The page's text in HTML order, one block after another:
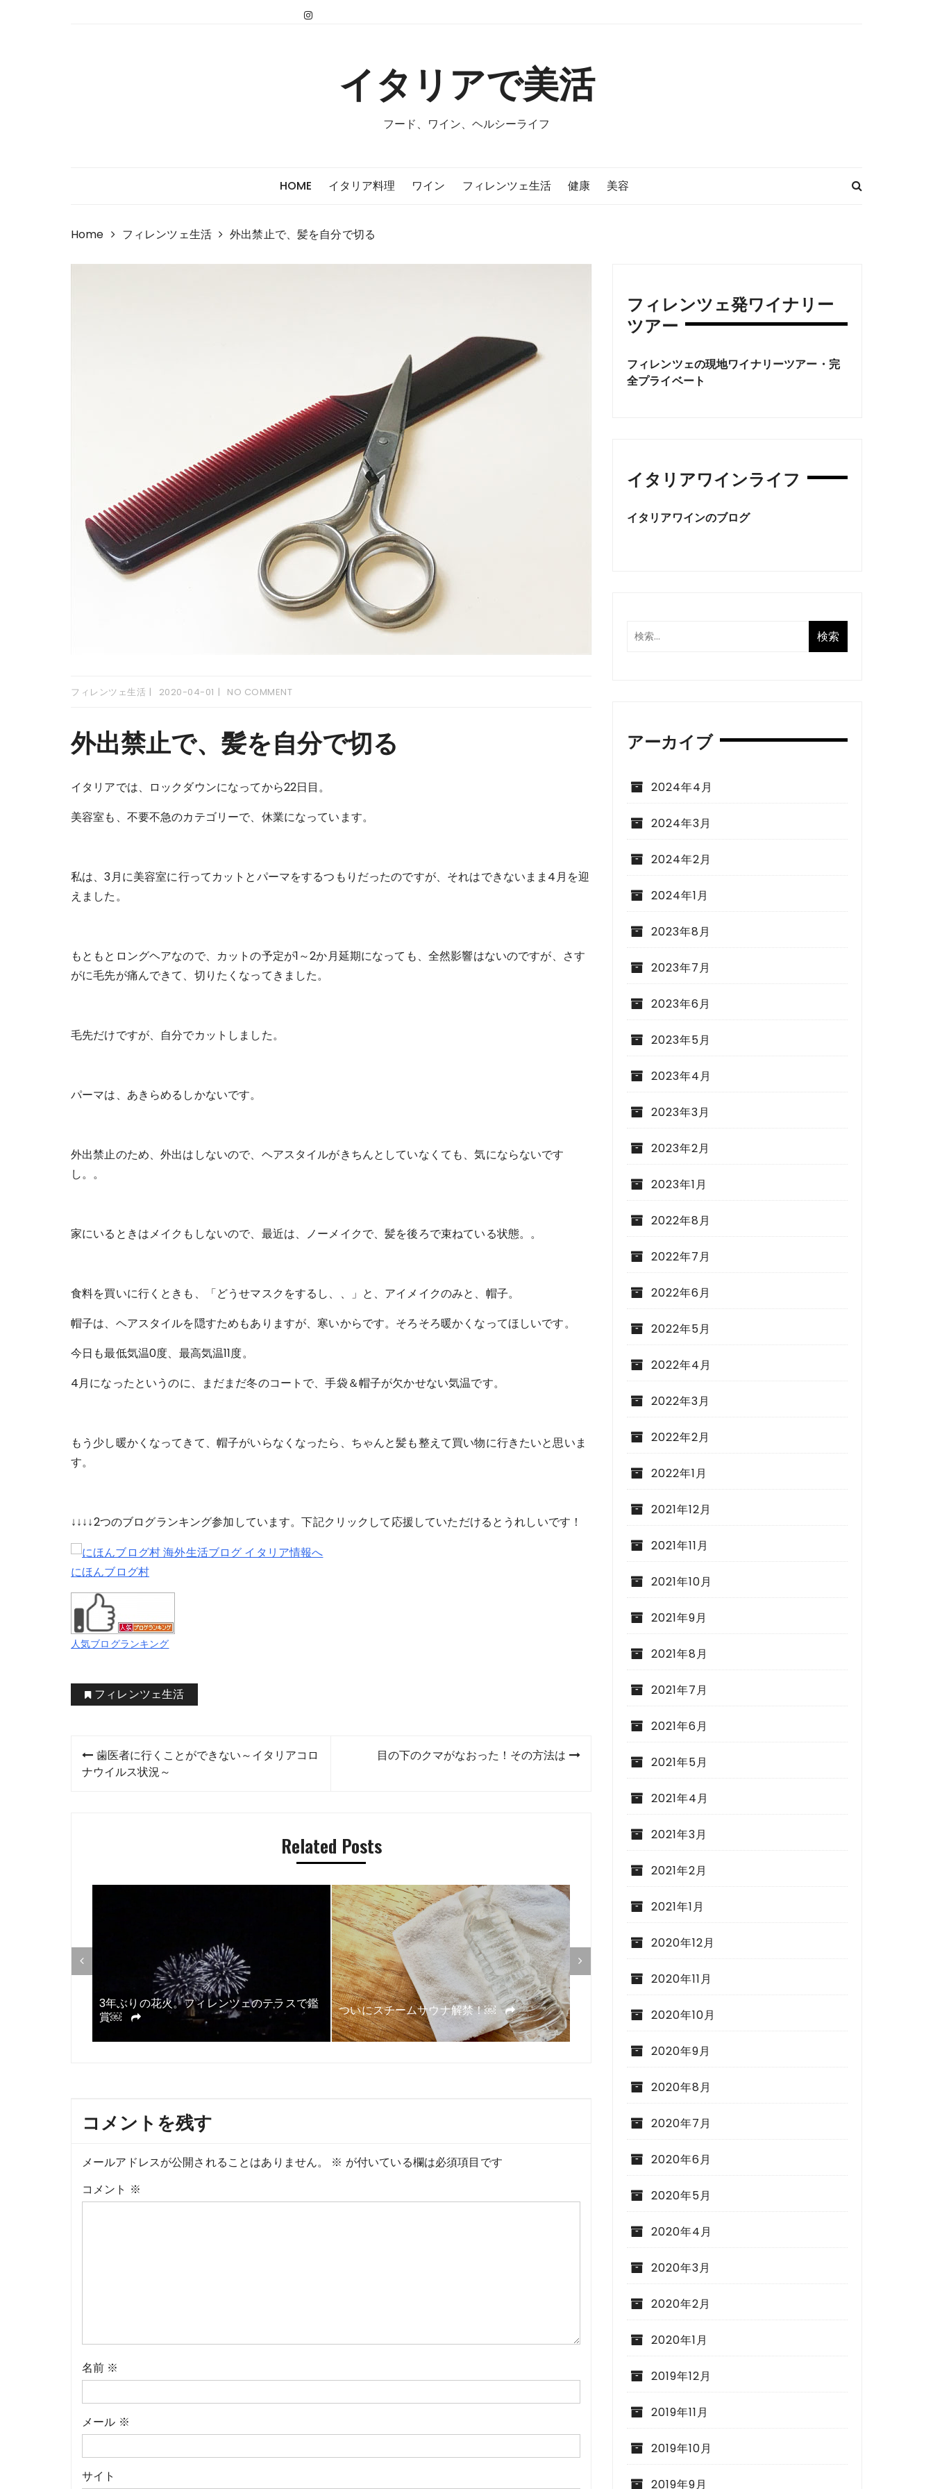
イタリアで美活
フード、ワイン、ヘルシーライフ
HOME イタリア料理 ワイン フィレンツェ生活 健康 美容
Home フィレンツェ生活 外出禁止で、髪を自分で切る
フィレンツェ生活 2020-04-01 NO COMMENT
外出禁止で、髪を自分で切る
イタリアでは、ロックダウンになってから22日目。
美容室も、不要不急のカテゴリーで、休業になっています。
私は、3月に美容室に行ってカットとパーマをするつもりだったのですが、それはできないまま4月を迎
えました。
もともとロングヘアなので、カットの予定が1～2か月延期になっても、全然影響はないのですが、さす
がに毛先が痛んできて、切りたくなってきました。
毛先だけですが、自分でカットしました。
パーマは、あきらめるしかないです。
外出禁止のため、外出はしないので、ヘアスタイルがきちんとしていなくても、気にならないです
し。。
家にいるときはメイクもしないので、最近は、ノーメイクで、髪を後ろで束ねている状態。。
食料を買いに行くときも、「どうせマスクをするし、、」と、アイメイクのみと、帽子。
帽子は、ヘアスタイルを隠すためもありますが、寒いからです。そろそろ暖かくなってほしいです。
今日も最低気温0度、最高気温11度。
4月になったというのに、まだまだ冬のコートで、手袋＆帽子が欠かせない気温です。
もう少し暖かくなってきて、帽子がいらなくなったら、ちゃんと髪も整えて買い物に行きたいと思いま
す。
↓↓↓↓2つのブログランキング参加しています。下記クリックして応援していただけるとうれしいです！
にほんブログ村
人気ブログランキング
フィレンツェ生活
投
稿
ー
ョ
ン
歯医者に行くことができない～イタリアコロ
ナウイルス状況～
目の下のクマがなおった！その方法は
Related Posts
3年ぶりの花火。フィレンツェのテラスで鑑
賞￼
ついにスチームサウナ解禁！￼ 世界遺産での地震￼
コメントを残す
メールアドレスが公開されることはありません。 ※ が付いている欄は必須項目です
コメント ※
名前 ※
メール ※
サイト
フィレンツェ発ワイナリー
ツアー
フィレンツェの現地ワイナリーツアー・完
全プライベート
イタリアワインライフ
イタリアワインのブログ
アーカイブ
2024年4月
2024年3月
2024年2月
2024年1月
2023年8月
2023年7月
2023年6月
2023年5月
2023年4月
2023年3月
2023年2月
2023年1月
2022年8月
2022年7月
2022年6月
2022年5月
2022年4月
2022年3月
2022年2月
2022年1月
2021年12月
2021年11月
2021年10月
2021年9月
2021年8月
2021年7月
2021年6月
2021年5月
2021年4月
2021年3月
2021年2月
2021年1月
2020年12月
2020年11月
2020年10月
2020年9月
2020年8月
2020年7月
2020年6月
2020年5月
2020年4月
2020年3月
2020年2月
2020年1月
2019年12月
2019年11月
2019年10月
2019年9月